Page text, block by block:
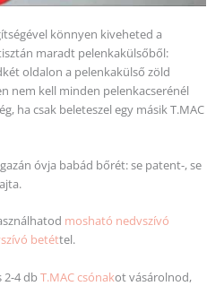
könnyen kiveheted a
maradt pelenkakülsőből:
oldalon a pelenkakülső zöld
nem kell minden pelenkacserénél
ha csak beleteszel egy másik T.MAC
óvja babád bőrét: se patent-, se
mosható nedvszívó
betéttel.
2-4 dbT.MAC csónakot vásárolnod,